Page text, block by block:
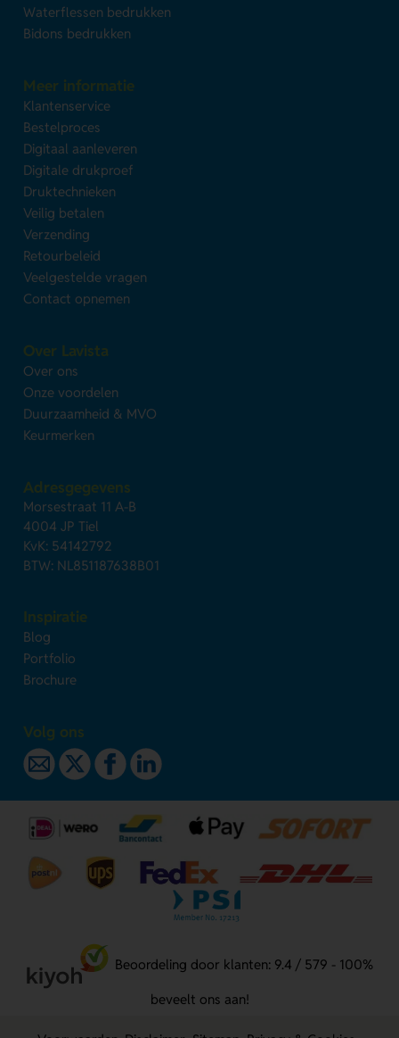
Waterflessen bedrukken
Bidons bedrukken
Meer informatie
Klantenservice
Bestelproces
Digitaal aanleveren
Digitale drukproef
Druktechnieken
Veilig betalen
Verzending
Retourbeleid
Veelgestelde vragen
Contact opnemen
Over Lavista
Over ons
Onze voordelen
Duurzaamheid & MVO
Keurmerken
Adresgegevens
Morsestraat 11 A-B
4004 JP Tiel
KvK: 54142792
BTW: NL851187638B01
Inspiratie
Blog
Portfolio
Brochure
Volg ons
Beoordeling door klanten: 9.4 / 579 - 100%
beveelt ons aan!